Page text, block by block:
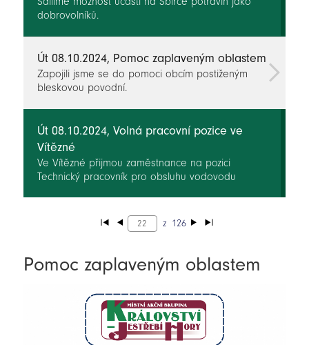
dobrovolníků.
Út 08.10.2024, Pomoc zaplaveným oblastem
Zapojili jsme se do pomoci obcím postiženým
bleskovou povodní.
Út 08.10.2024, Volná pracovní pozice ve
Vítězné
Ve Vítězné přijmou zaměstnance na pozici
Technický pracovník pro obsluhu vodovodu
z 126
Pomoc zaplaveným oblastem